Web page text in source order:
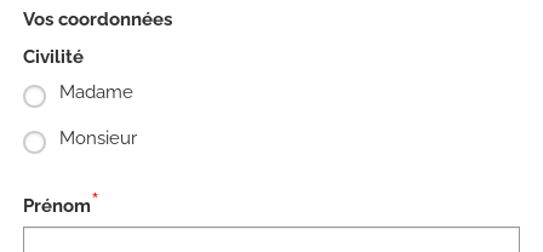
Vos coordonnées
Civilité
Madame
Monsieur
Prénom*